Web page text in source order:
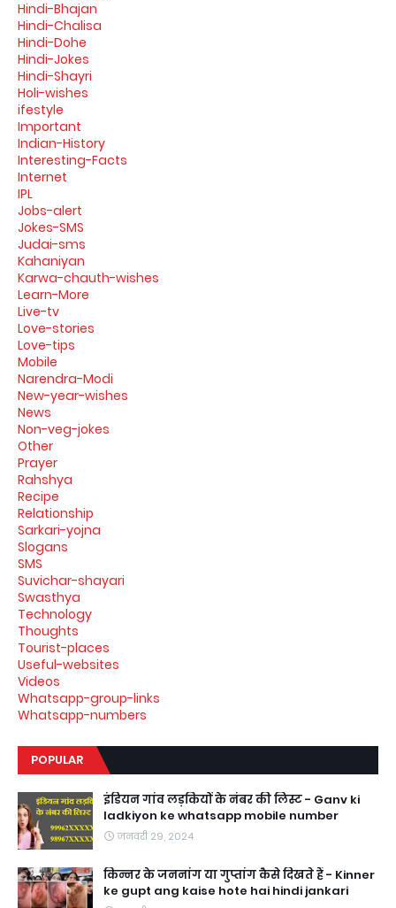
Hindi-Bhajan
Hindi-Chalisa
Hindi-Dohe
Hindi-Jokes
Hindi-Shayri
Holi-wishes
ifestyle
Important
Indian-History
Interesting-Facts
Internet
IPL
Jobs-alert
Jokes-SMS
Judai-sms
Kahaniyan
Karwa-chauth-wishes
Learn-More
Live-tv
Love-stories
Love-tips
Mobile
Narendra-Modi
New-year-wishes
News
Non-veg-jokes
Other
Prayer
Rahshya
Recipe
Relationship
Sarkari-yojna
Slogans
SMS
Suvichar-shayari
Swasthya
Technology
Thoughts
Tourist-places
Useful-websites
Videos
Whatsapp-group-links
Whatsapp-numbers
POPULAR
इंडियन गांव लड़कियों के नंबर की लिस्ट - Ganv ki
ladkiyon ke whatsapp mobile number
जनवरी 29, 2024
किन्नर के जननांग या गुप्तांग कैसे दिखते हैं - Kinner
ke gupt ang kaise hote hai hindi jankari